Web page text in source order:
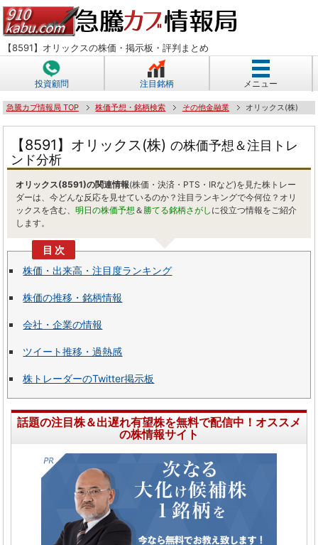
【8591】オリックスの株価・掲示板・評判まとめ
投資顧問 注目銘柄 メニュー
急騰カブ情報局 TOP 株価予想・銘柄検索 その他金融業 オリックス(株)
【8591】オリックス(株) の株価予想＆注目トレ
ンド分析
オリックス(8591)の関連情報(株価・決済・PTS・IRなど)を見た株トレー
ダーは、今どんな反応を見せているのか？注目ランキングで今何位？オリ
ックスを含む、明日の株価予想 ＆ 勝てる銘柄さがし に役立つ情報をご紹介
します。
株価・出来高・注目度ランキング
株価の推移・銘柄情報
会社・企業の情報
ツイート推移・過熱感
株トレーダーのTwitter掲示板
話題の注目株＆出遅れ有望株を無料で配信中！オススメ
の株情報サイト